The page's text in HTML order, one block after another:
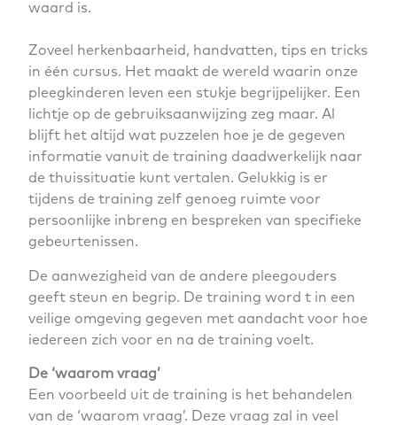
waard is.
Zoveel herkenbaarheid, handvatten, tips en tricks
in één cursus. Het maakt de wereld waarin onze
pleegkinderen leven een stukje begrijpelijker. Een
lichtje op de gebruiksaanwijzing zeg maar. Al
blijft het altijd wat puzzelen hoe je de gegeven
informatie vanuit de training daadwerkelijk naar
de thuissituatie kunt vertalen. Gelukkig is er
tijdens de training zelf genoeg ruimte voor
persoonlijke inbreng en bespreken van specifieke
gebeurtenissen.
De aanwezigheid van de andere pleegouders
geeft steun en begrip. De training word t in een
veilige omgeving gegeven met aandacht voor hoe
iedereen zich voor en na de training voelt.
De ‘waarom vraag’
Een voorbeeld uit de training is het behandelen
van de ‘waarom vraag’. Deze vraag zal in veel